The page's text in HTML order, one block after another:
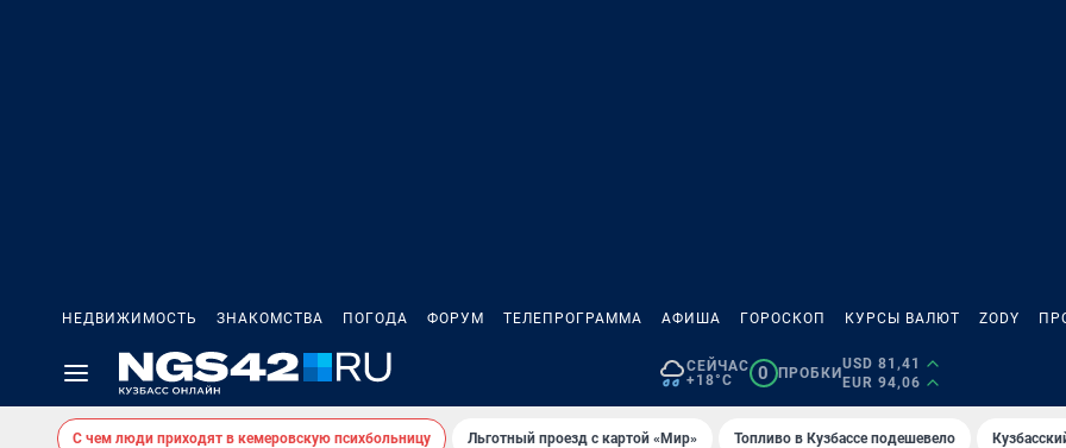
НЕДВИЖИМОСТЬ ЗНАКОМСТВА ПОГОДА ФОРУМ ТЕЛЕПРОГРАММА АФИША ГОРОСКОП КУРСЫ ВАЛЮТ ZODY
СЕЙЧАС
+18°C
0 ПРОБКИ
USD 81,41
EUR 94,06
С чем люди приходят в кемеровскую психбольницу Льготный проезд с картой «Мир» Топливо в Кузбассе подешевело